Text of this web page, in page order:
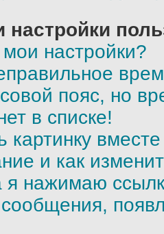
настройки?
пояс, но
в списке!
картинку
и как
я нажимаю
сообщения,